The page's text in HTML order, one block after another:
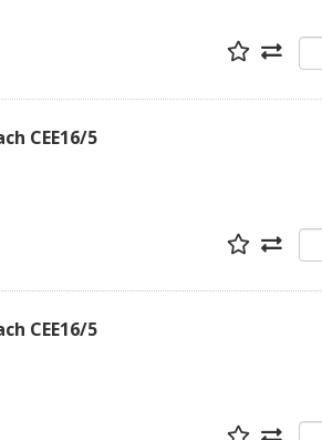
CEE16/5
CEE16/5